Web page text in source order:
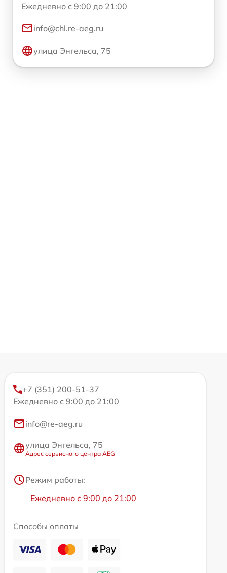
Ежедневно с 9:00 до 21:00
info@chl.re-aeg.ru
улица Энгельса, 75
+7 (351) 200-51-37
Ежедневно с 9:00 до 21:00
info@re-aeg.ru
улица Энгельса, 75
Адрес сервисного центра AEG
Режим работы:
Ежедневно с 9:00 до 21:00
Способы оплаты